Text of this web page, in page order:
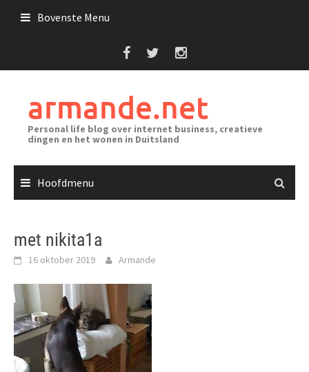
Bovenste Menu
armande.net
Personal life blog over internet business, creatieve
dingen en het wonen in Duitsland
Hoofdmenu
met nikita1a
16 oktober 2019 Armande